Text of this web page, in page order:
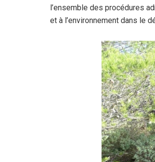
l’ensemble des procédures
et à l’environnement dans le